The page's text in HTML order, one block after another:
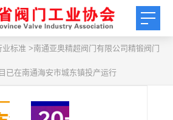
业标准 >南通亚奥精超阀门有限公司精锻阀门
已在南通海安市城东镇投产运行